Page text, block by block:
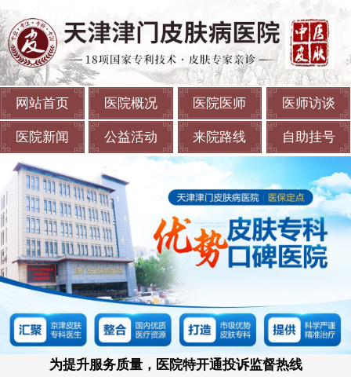
网站首页 医院概况 医院医师 医师访谈
医院新闻 公益活动 来院路线 自助挂号
为提升服务质量，医院特开通投诉监督热线